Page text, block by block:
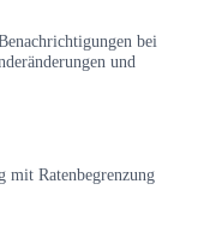
bei
und
Ratenbegrenzung